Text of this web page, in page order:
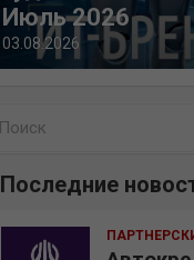
Июль 2026
03.08.2026
Последние